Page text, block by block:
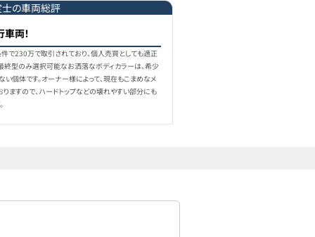
の車両総評
両！
で230万で取引されており、個人売買としても適正
終型のみ選択可能なお洒落なボディカラーは、希少
個体です。オーナー様によって、現在もこまめなメ
りますので、ハードトップなどの壊れやすい部分にも